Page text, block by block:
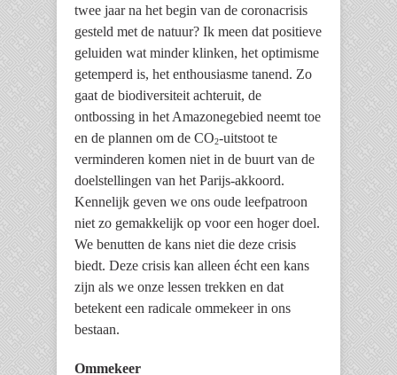
twee jaar na het begin van de coronacrisis
gesteld met de natuur? Ik meen dat positieve
geluiden wat minder klinken, het optimisme
getemperd is, het enthousiasme tanend. Zo
gaat de biodiversiteit achteruit, de
ontbossing in het Amazonegebied neemt toe
en de plannen om de CO2-uitstoot te
verminderen komen niet in de buurt van de
doelstellingen van het Parijs-akkoord.
Kennelijk geven we ons oude leefpatroon
niet zo gemakkelijk op voor een hoger doel.
We benutten de kans niet die deze crisis
biedt. Deze crisis kan alleen écht een kans
zijn als we onze lessen trekken en dat
betekent een radicale ommekeer in ons
bestaan.
Ommekeer